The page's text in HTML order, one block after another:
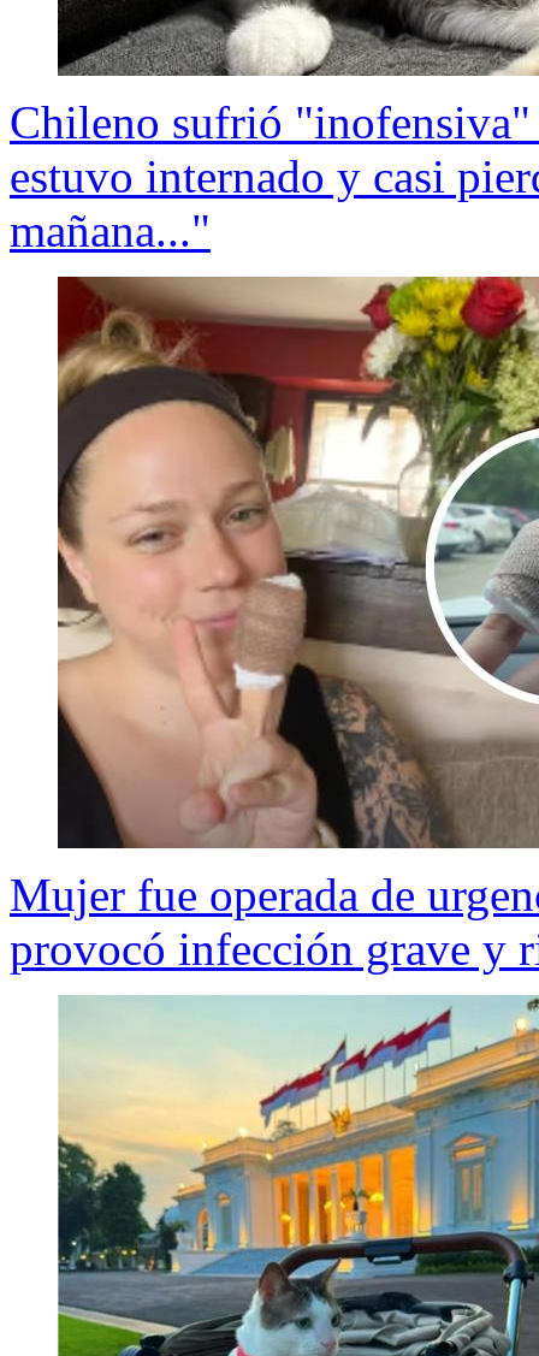
Chileno sufrió "inofensiva"
estuvo internado y casi
mañana..."
Mujer fue operada de
provocó infección grave y